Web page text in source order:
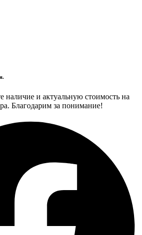
наличие и актуальную стоимость на
Благодарим за понимание!